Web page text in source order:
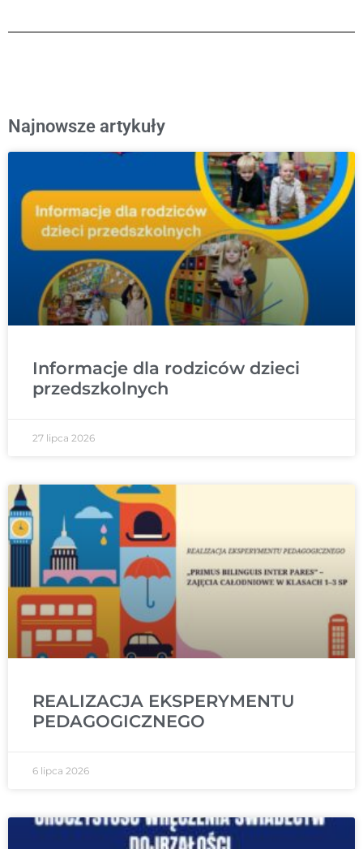
Najnowsze artykuły
Informacje dla rodziców dzieci
przedszkolnych
27 lipca 2026
REALIZACJA EKSPERYMENTU
PEDAGOGICZNEGO
6 lipca 2026